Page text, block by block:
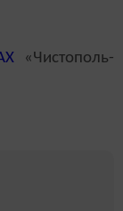
«Чистополь-